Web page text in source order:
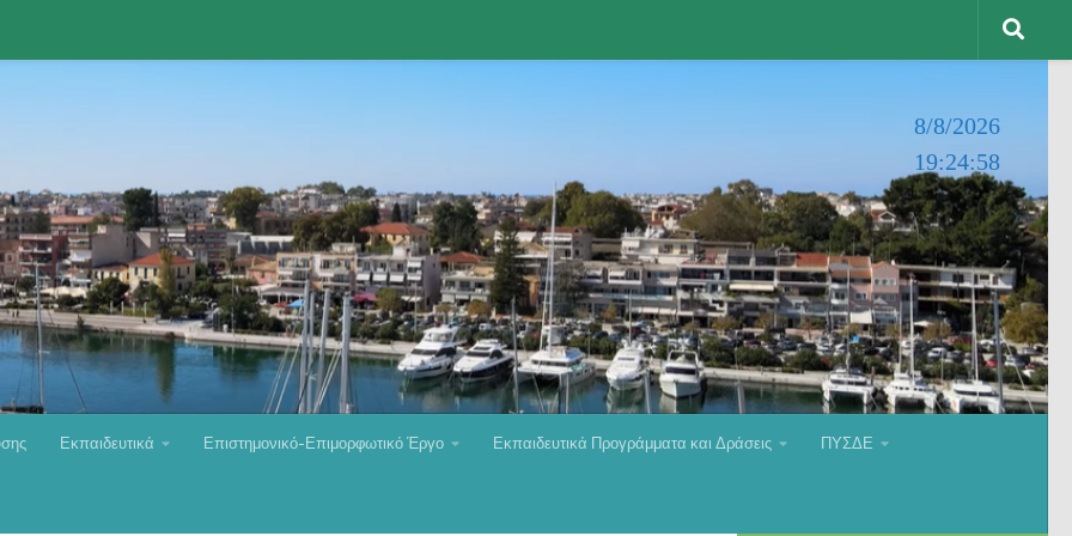
8/8/2026
19:25:00
Εκπαιδευτικά Επιστημονικό-Επιμορφωτικό Έργο Εκπαιδευτικά Προγράμματα και Δράσεις ΠΥΣΔΕ